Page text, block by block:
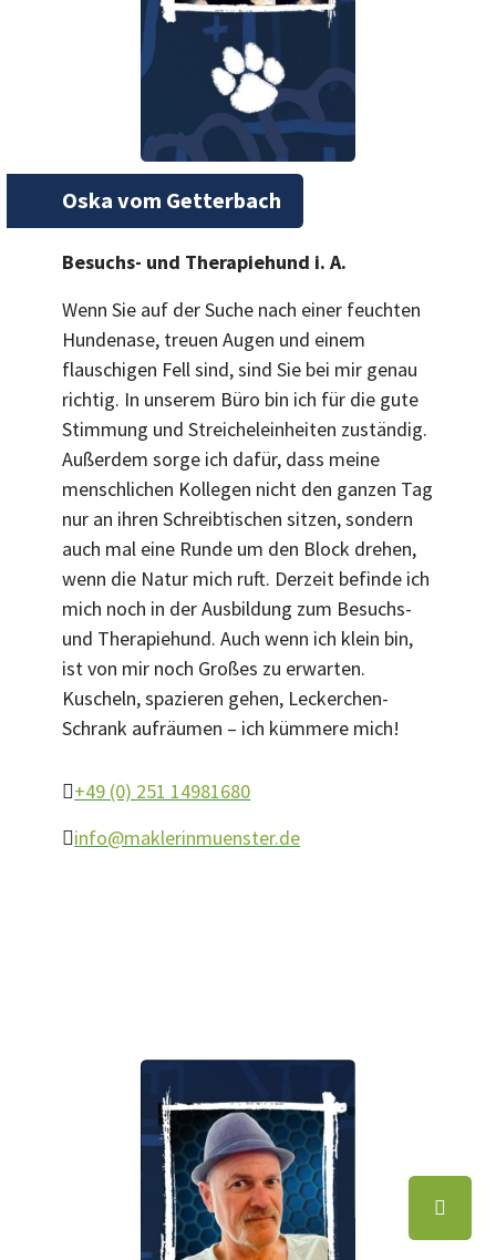
Oska vom Getterbach
Besuchs- und Therapiehund i. A.
Wenn Sie auf der Suche nach einer feuchten
Hundenase, treuen Augen und einem
flauschigen Fell sind, sind Sie bei mir genau
richtig. In unserem Büro bin ich für die gute
Stimmung und Streicheleinheiten zuständig.
Außerdem sorge ich dafür, dass meine
menschlichen Kollegen nicht den ganzen Tag
nur an ihren Schreibtischen sitzen, sondern
auch mal eine Runde um den Block drehen,
wenn die Natur mich ruft. Derzeit befinde ich
mich noch in der Ausbildung zum Besuchs-
und Therapiehund. Auch wenn ich klein bin,
ist von mir noch Großes zu erwarten.
Kuscheln, spazieren gehen, Leckerchen-
Schrank aufräumen – ich kümmere mich!
+49 (0) 251 14981680
info@maklerinmuenster.de